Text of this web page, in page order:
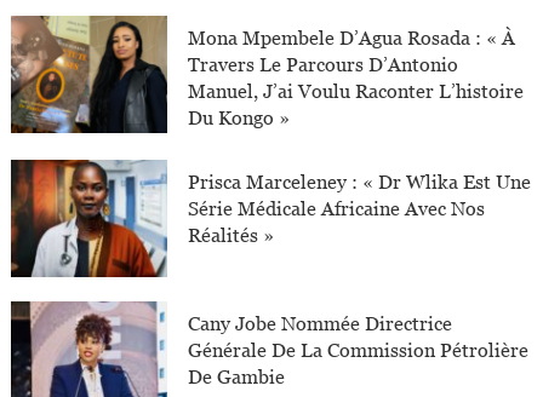
Mona Mpembele D’Agua Rosada : « À
Travers Le Parcours D’Antonio
Manuel, J’ai Voulu Raconter L’histoire
Du Kongo »
Prisca Marceleney : « Dr Wlika Est Une
Série Médicale Africaine Avec Nos
Réalités »
Cany Jobe Nommée Directrice
Générale De La Commission Pétrolière
De Gambie